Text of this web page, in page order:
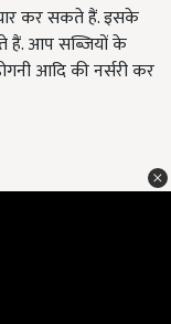
कर सकते हैं. इसके
हैं. आप सब्जियों के
आदि की नर्सरी कर